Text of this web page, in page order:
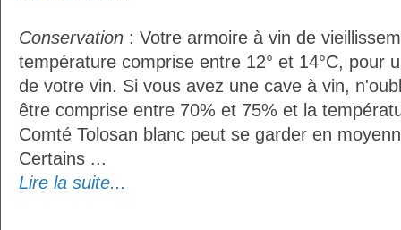
Conservation : Votre armoire à vin de
température comprise entre 12° et 14°C, pour
de votre vin. Si vous avez une cave à vin,
être comprise entre 70% et 75% et la
Comté Tolosan blanc peut se garder en
Certains ...
Lire la suite...